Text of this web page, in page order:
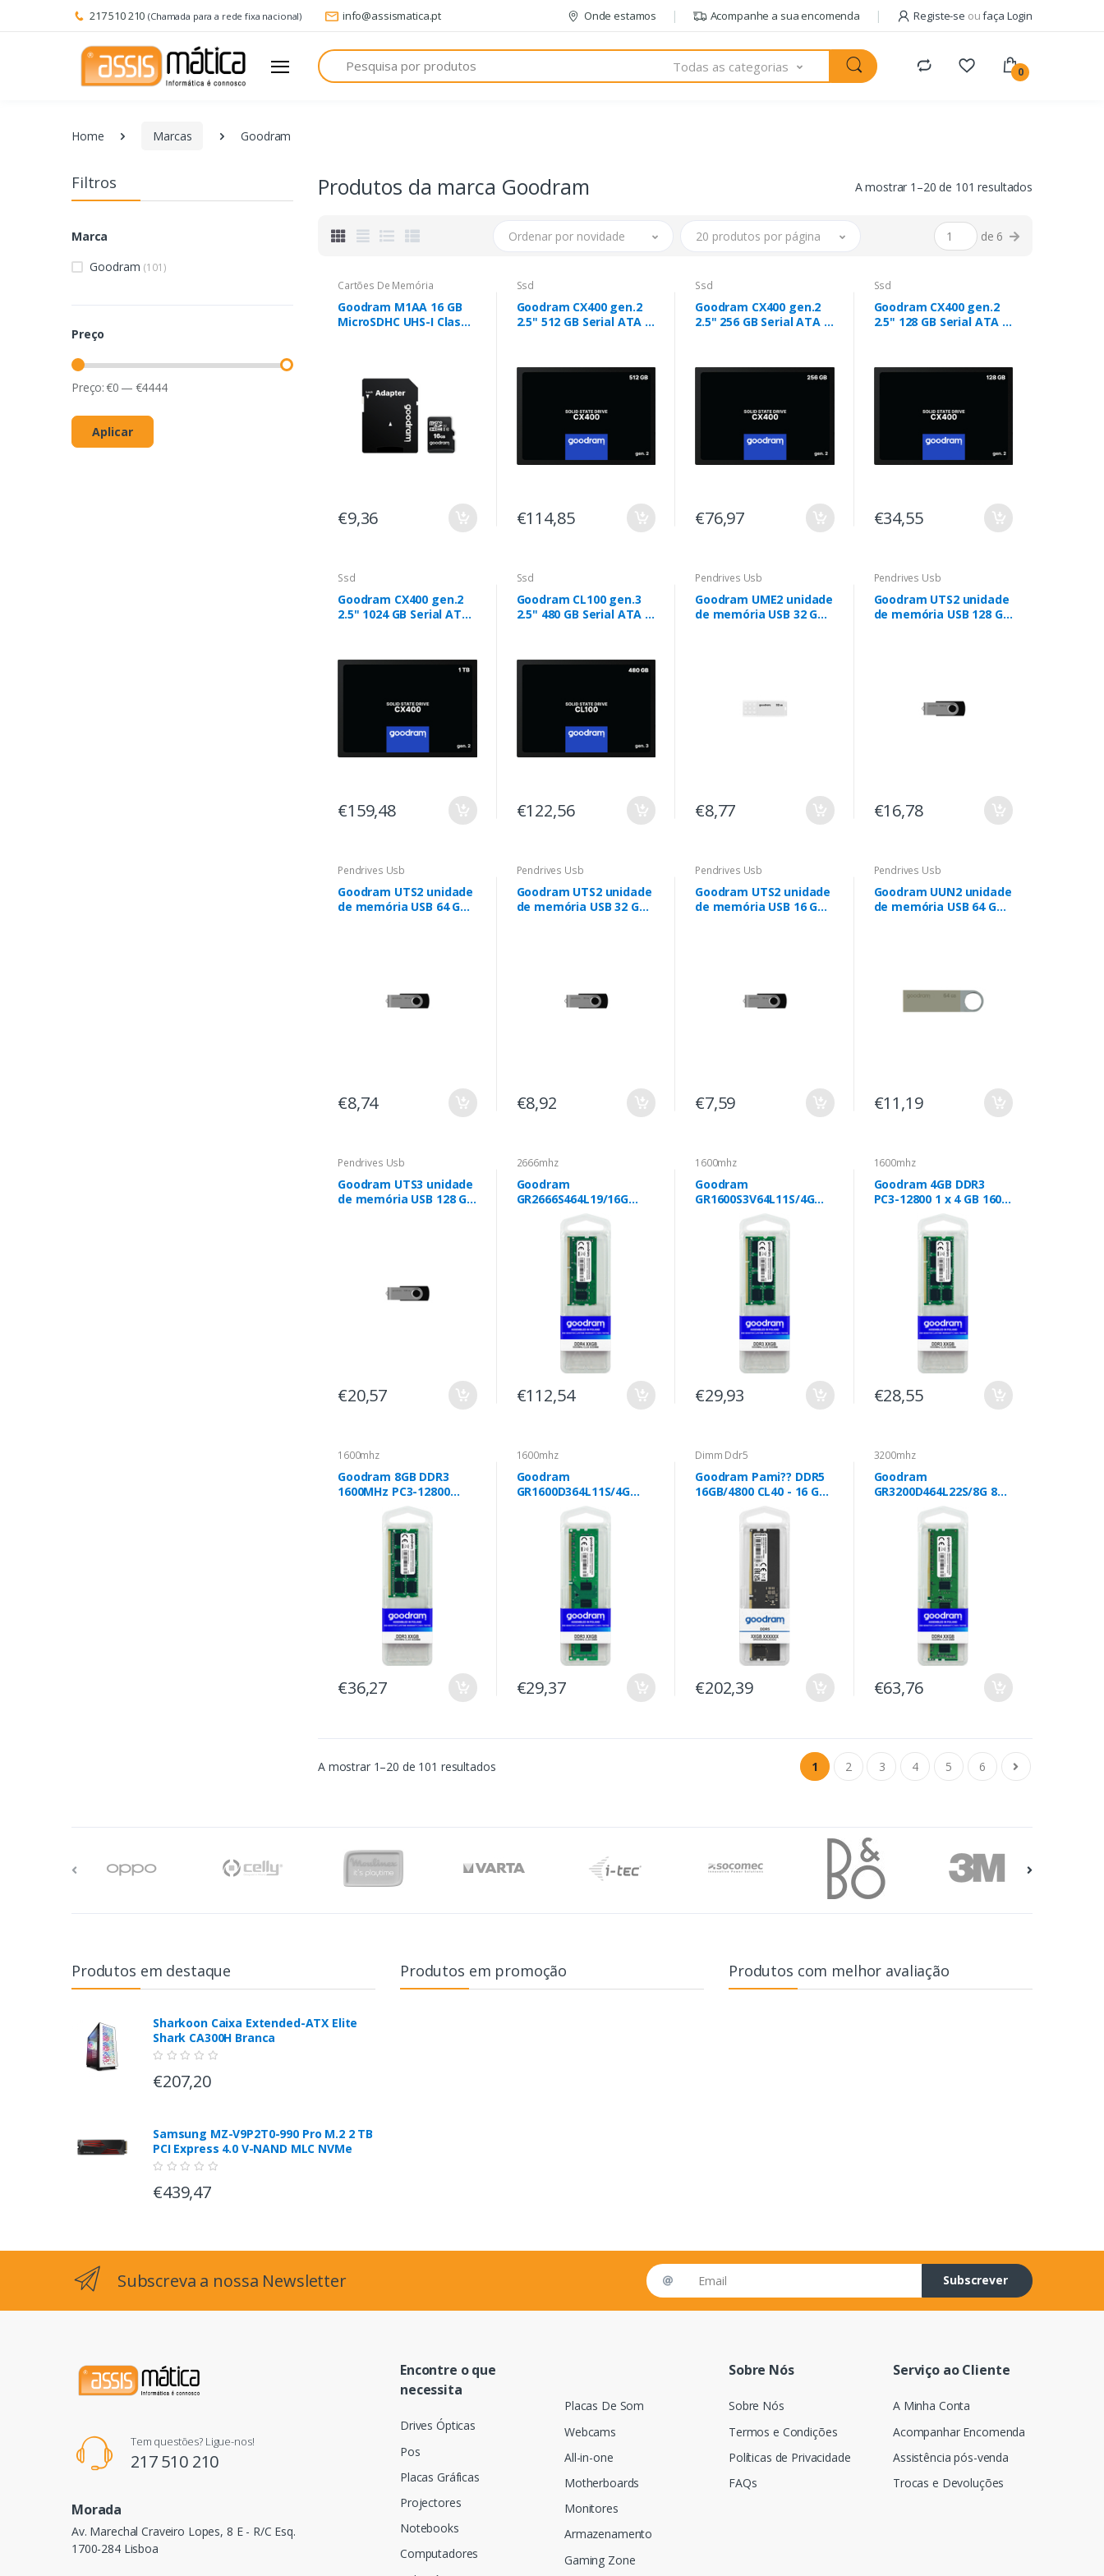
217 510 210 (Chamada para a rede fixa nacional) info@assismatica.pt Onde estamos Acompanhe a sua encomenda Registe-se oufaça Login
Pesquisa
Todas as categorias 0
Home Marcas Goodram
Filtros
Marca
Goodram (101)
Preço
Preço:€0 — €4444
Aplicar
Produtos da marca Goodram A mostrar 1–20 de 101 resultados
Ordenar por novidade 20 produtos por página de 6
Cartões De Memória
Goodram M1AA 16 GB
MicroSDHC UHS-I Classe
€9,36
Ssd
Goodram CX400 gen.2
2.5" 512 GB Serial ATA III
€114,85
Ssd
Goodram CX400 gen.2
2.5" 256 GB Serial ATA III
€76,97
Ssd
Goodram CX400 gen.2
2.5" 128 GB Serial ATA III
€34,55
Ssd
Goodram CX400 gen.2
2.5" 1024 GB Serial ATA
€159,48
Ssd
Goodram CL100 gen.3
2.5" 480 GB Serial ATA III
€122,56
Pendrives Usb
Goodram UME2 unidade
de memória USB 32 GB
€8,77
Pendrives Usb
Goodram UTS2 unidade
de memória USB 128 GB
€16,78
Pendrives Usb
Goodram UTS2 unidade
de memória USB 64 GB
€8,74
Pendrives Usb
Goodram UTS2 unidade
de memória USB 32 GB
€8,92
Pendrives Usb
Goodram UTS2 unidade
de memória USB 16 GB
€7,59
Pendrives Usb
Goodram UUN2 unidade
de memória USB 64 GB
€11,19
Pendrives Usb
Goodram UTS3 unidade
de memória USB 128 GB
€20,57
2666mhz
Goodram
GR2666S464L19/16G
módulo de memória 16
GB 1 x 16 GB DDR4 2666
€112,54
1600mhz
Goodram
GR1600S3V64L11S/4G
módulo de memória 4
GB 1 x 4 GB DDR3 1600
€29,93
1600mhz
Goodram 4GB DDR3
PC3-12800 1 x 4 GB 1600
€28,55
1600mhz
Goodram 8GB DDR3
1600MHz PC3-12800
€36,27
1600mhz
Goodram
GR1600D364L11S/4G
módulo de memória 4
GB 1 x 4 GB DDR3 1600
€29,37
Dimm Ddr5
Goodram Pami?? DDR5
16GB/4800 CL40 - 16 GB
módulo de memória 1 x
16 GB 4800 MHz ECC
€202,39
3200mhz
Goodram
GR3200D464L22S/8G 8
GB 1 x 8 GB DDR4 3200
€63,76
A mostrar 1–20 de 101 resultados 1 2 3 4 5 6
Produtos em destaque
Sharkoon Caixa Extended-ATX Elite
Shark CA300H Branca
€207,20
Samsung MZ-V9P2T0-990 Pro M.2 2 TB
PCI Express 4.0 V-NAND MLC NVMe
€439,47
Produtos em promoção Produtos com melhor avaliação
Subscreva a nossa Newsletter Email address
Subscrever
Tem questões? Ligue-nos!
217 510 210
Morada
Av. Marechal Craveiro Lopes, 8 E - R/C Esq.
1700-284 Lisboa
Encontre o que
necessita
Drives Ópticas
Pos
Placas Gráficas
Projectores
Notebooks
Computadores
Placas De Som
Webcams
All-in-one
Motherboards
Monitores
Armazenamento
Gaming Zone
Sobre Nós
Sobre Nós
Termos e Condições
Políticas de Privacidade
FAQs
Serviço ao Cliente
A Minha Conta
Acompanhar Encomenda
Assistência pós-venda
Trocas e Devoluções